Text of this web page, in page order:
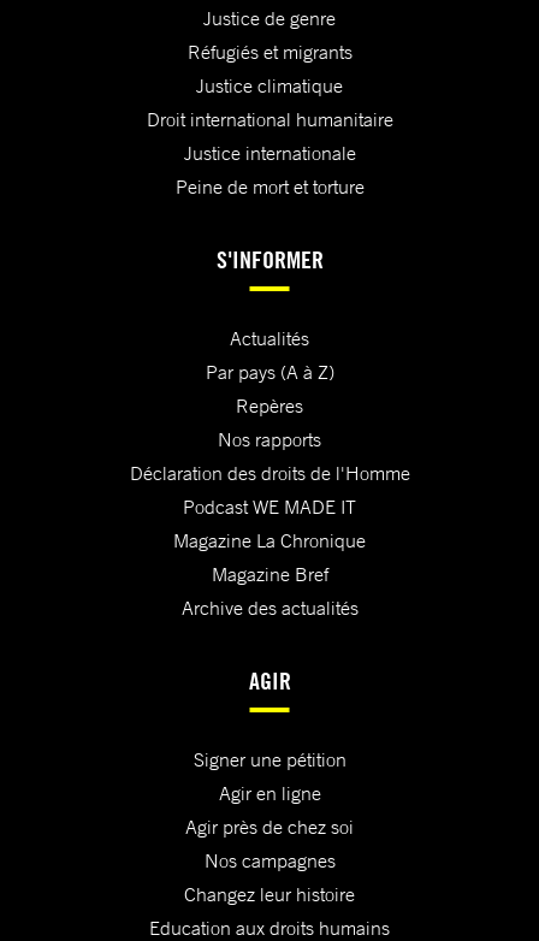
Justice de genre
Réfugiés et migrants
Justice climatique
Droit international humanitaire
Justice internationale
Peine de mort et torture
S'INFORMER
Actualités
Par pays (A à Z)
Repères
Nos rapports
Déclaration des droits de l'Homme
Podcast WE MADE IT
Magazine La Chronique
Magazine Bref
Archive des actualités
AGIR
Signer une pétition
Agir en ligne
Agir près de chez soi
Nos campagnes
Changez leur histoire
Education aux droits humains